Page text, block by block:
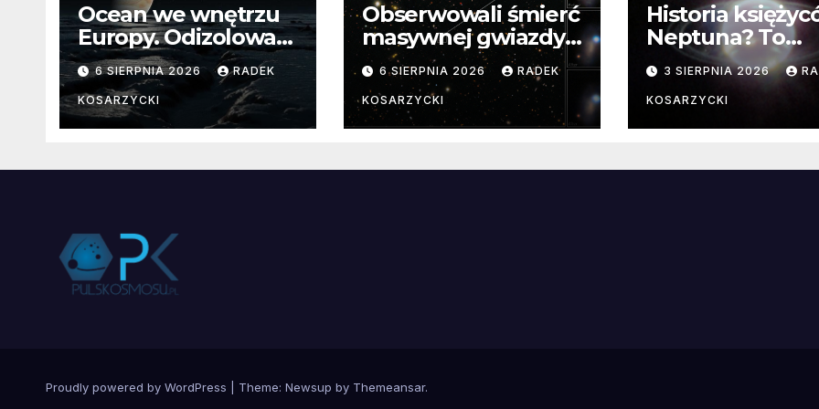
Ocean we wnętrzu
Europy. Odizolowani
przez lodową
barierę
6 SIERPNIA 2026 RADEK
KOSARZYCKI
Obserwowali śmierć
masywnej gwiazdy
od samego
początku.
Niezwykle cenne
dane
6 SIERPNIA 2026 RADEK
KOSARZYCKI
Historia
Neptuna? To
skomplikowane
3 SIERPNIA 2026
KOSARZYCKI
Proudly powered by WordPress Theme: Newsup by Themeansar.